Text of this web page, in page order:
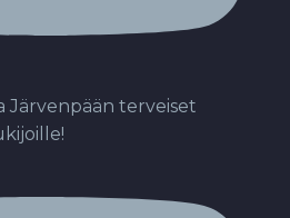
Järvenpään terveiset